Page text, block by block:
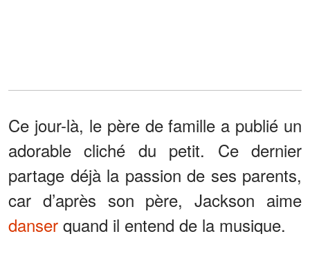
Ce jour-là, le père de famille a publié un
adorable cliché du petit. Ce dernier
partage déjà la passion de ses parents,
car d’après son père, Jackson aime
danser quand il entend de la musique.